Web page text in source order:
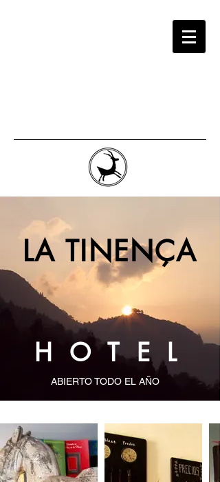
LA TINENÇA
HOTEL
ABIERTO TODO EL AÑO